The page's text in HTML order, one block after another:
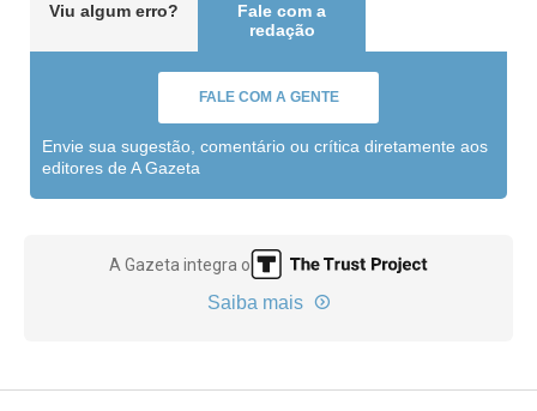
Viu algum erro?
Fale com a
redação
FALE COM A GENTE
Envie sua sugestão, comentário ou crítica diretamente aos
editores de A Gazeta
A Gazeta integra o
Saiba mais